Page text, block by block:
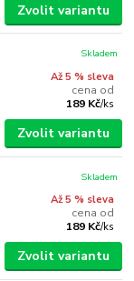
Zvolit variantu
Až 5 % sleva
cena od
189 Kč/ks
Skladem
Zvolit variantu
Až 5 % sleva
cena od
189 Kč/ks
Skladem
Zvolit variantu